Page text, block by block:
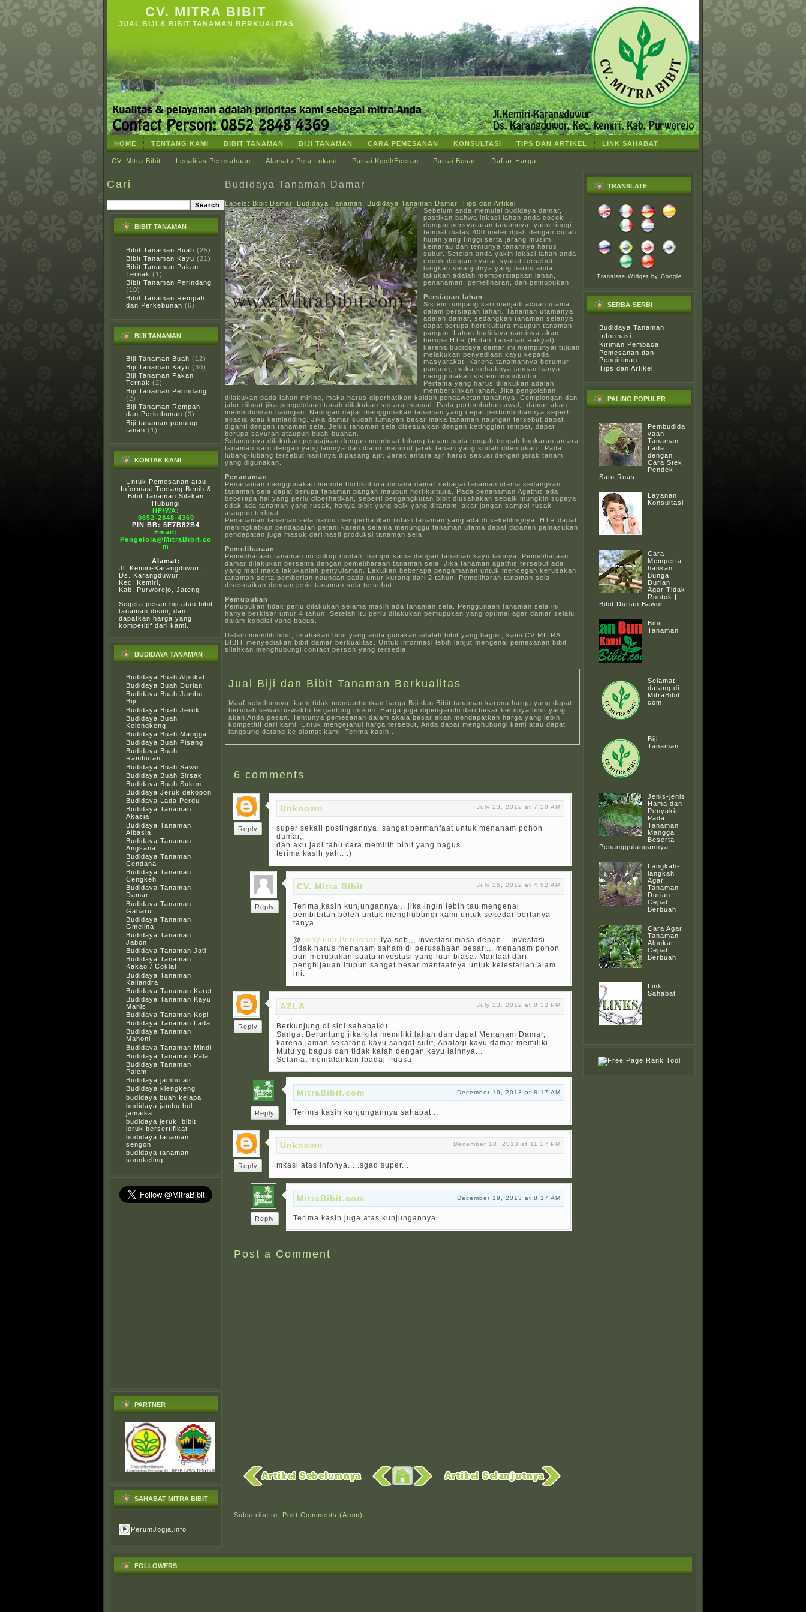
CV. MITRA BIBIT
JUAL BIJI & BIBIT TANAMAN BERKUALITAS
HOME TENTANG KAMI BIBIT TANAMAN BIJI TANAMAN CARA PEMESANAN KONSULTASI TIPS DAN ARTIKEL LINK SAHABAT
CV. Mitra Bibit Legalitas Perusahaan Alamat / Peta Lokasi Partai Kecil/Eceran Partai Besar Daftar Harga
Cari
BIBIT TANAMAN
Bibit Tanaman Buah (25)
Bibit Tanaman Kayu (21)
Bibit Tanaman Pakan
Ternak (1)
Bibit Tanaman Perindang
(10)
Bibit Tanaman Rempah
dan Perkebunan (6)
BIJI TANAMAN
Biji Tanaman Buah (12)
Biji Tanaman Kayu (30)
Biji Tanaman Pakan
Ternak (2)
Biji Tanaman Perindang
(2)
Biji Tanaman Rempah
dan Perkebunan (3)
Biji tanaman penutup
tanah (1)
KONTAK KAMI
Untuk Pemesanan atau
Informasi Tentang Benih &
Bibit Tanaman Silakan
Hubungi
HP/WA:
0852-2848-4369
PIN BB: 5E7B82B4
Email:
Pengelola@MitraBibit.co
m
Alamat:
Jl. Kemiri-Karangduwur,
Ds. Karangduwur,
Kec. Kemiri,
Kab. Purworejo, Jateng
Segera pesan biji atau bibit
tanaman disini, dan
dapatkan harga yang
kompetitif dari kami.
BUDIDAYA TANAMAN
Budidaya Buah Alpukat
Budidaya Buah Durian
Budidaya Buah Jambu
Biji
Budidaya Buah Jeruk
Budidaya Buah
Kelengkeng
Budidaya Buah Mangga
Budidaya Buah Pisang
Budidaya Buah
Rambutan
Budidaya Buah Sawo
Budidaya Buah Sirsak
Budidaya Buah Sukun
Budidaya Jeruk dekopon
Budidaya Lada Perdu
Budidaya Tanaman
Akasia
Budidaya Tanaman
Albasia
Budidaya Tanaman
Angsana
Budidaya Tanaman
Cendana
Budidaya Tanaman
Cengkeh
Budidaya Tanaman
Damar
Budidaya Tanaman
Gaharu
Budidaya Tanaman
Gmelina
Budidaya Tanaman
Jabon
Budidaya Tanaman Jati
Budidaya Tanaman
Kakao / Coklat
Budidaya Tanaman
Kaliandra
Budidaya Tanaman Karet
Budidaya Tanaman Kayu
Manis
Budidaya Tanaman Kopi
Budidaya Tanaman Lada
Budidaya Tanaman
Mahoni
Budidaya Tanaman Mindi
Budidaya Tanaman Pala
Budidaya Tanaman
Palem
Budidaya jambu air
Budidaya klengkeng
budidaya buah kelapa
budidaya jambu bol
jamaika
budidaya jeruk. bibit
jeruk bersertifikat
budidaya tanaman
sengon
budidaya tanaman
sonokeling
PARTNER
SAHABAT MITRA BIBIT
PerumJogja.info
Budidaya Tanaman Damar
Labels: Bibit Damar Budidaya Tanaman Budidaya Tanaman Damar
Tips dan Artikel
Sebelum anda memulai budidaya damar,
pastikan bahwa lokasi lahan anda cocok
dengan persyaratan tanamnya, yaitu tinggi
tempat diatas 400 meter dpal, dengan curah
hujan yang tinggi serta jarang musim
kemarau dan tentunya tanahnya harus
subur. Setelah anda yakin lokasi lahan anda
cocok dengan syarat-syarat tersebut,
langkah selanjutnya yang harus anda
lakukan adalah mempersiapkan lahan,
penanaman, pemeliharan, dan pemupukan.
Persiapan lahan
Sistem tumpang sari menjadi acuan utama
dalam persiapan lahan. Tanaman utamanya
adalah damar, sedangkan tanaman selanya
dapat berupa hortikultura maupun tanaman
pangan. Lahan budidaya nantinya akan
berupa HTR (Hutan Tanaman Rakyat)
karena budidaya damar ini mempunyai tujuan
melakukan penyediaan kayu kepada
masyarakat. Karena tanamannya berumur
panjang, maka sebaiknya jangan hanya
menggunakan sistem monokultur.
Pertama yang harus dilakukan adalah
membersihkan lahan. Jika pengolahan
dilakukan pada lahan miring, maka harus diperhatikan kaidah pengawetan tanahnya. Cemplongan dan
jalur dibuat jika pengelolaan tanah dilakukan secara manual. Pada pertumbuhan awal, damar akan
membutuhkan naungan. Naungan dapat menggunakan tanaman yang cepat pertumbuhannya seperti
akasia atau kemlanding. Jika damar sudah lumayan besar maka tanaman naungan tersebut dapat
diganti dengan tanaman sela. Jenis tanaman sela disesuaikan dengan ketinggian tempat, dapat
berupa sayuran ataupun buah-buahan.
Selanjutnya dilakukan pengajiran dengan membuat lubang tanam pada tengah-tengah lingkaran antara
tanaman satu dengan yang lainnya dan diatur menurut jarak tanam yang sudah ditentukan. Pada
lubang-lubang tersebut nantinya dipasang ajir. Jarak antara ajir harus sesuai dengan jarak tanam
yang digunakan.
Penanaman
Penanaman menggunakan metode hortikultura dimana damar sebagai tanaman utama sedangkan
tanaman sela dapat berupa tanaman pangan maupun hortikultiura. Pada penanaman Agathis ada
beberapa hal yang perlu diperhatikan, seperti pengangkutan bibit diusahakan sebaik mungkin supaya
tidak ada tanaman yang rusak, hanya bibit yang baik yang ditanam, akar jangan sampai rusak
ataupun terlipat.
Penanaman tanaman sela harus memperhatikan rotasi tanaman yang ada di sekelilingnya. HTR dapat
meningkatkan pendapatan petani karena selama menunggu tanaman utama dapat dipanen pemasukan
pendapatan juga masuk dari hasil produksi tanaman sela.
Pemeliharaan
Pemeliharaan tanaman ini cukup mudah, hampir sama dengan tanaman kayu lainnya. Pemeliharaan
damar dilakukan bersama dengan pemeliharaan tanaman sela. Jika tanaman agathis tersebut ada
yang mati maka lakukanlah penyulaman. Lakukan beberapa pengamanan untuk mencegah kerusakan
tanaman serta pemberian naungan pada umur kurang dari 2 tahun. Pemeliharan tanaman sela
disesuaikan dengan jenis tanaman sela tersebut.
Pemupukan
Pemupukan tidak perlu dilakukan selama masih ada tanaman sela. Penggunaan tanaman sela ini
hanya berkisar umur 4 tahun. Setelah itu perlu dilakukan pemupukan yang optimal agar damar selalu
dalam kondisi yang bagus.
Dalam memilih bibit, usahakan bibit yang anda gunakan adalah bibit yang bagus, kami CV MITRA
BIBIT menyediakan bibit damar berkualitas. Untuk informasi lebih lanjut mengenai pemesanan bibit
silahkan menghubungi contact person yang tersedia.
Jual Biji dan Bibit Tanaman Berkualitas
Maaf sebelumnya, kami tidak mencantumkan harga Biji dan Bibit tanaman karena harga yang dapat
berubah sewaktu-waktu tergantung musim. Harga juga dipengaruhi dari besar kecilnya bibit yang
akan Anda pesan. Tentunya pemesanan dalam skala besar akan mendapatkan harga yang lebih
kompetitif dari kami. Untuk mengetahui harga tersebut, Anda dapat menghubungi kami atau dapat
langsung datang ke alamat kami. Terima kasih...
6 comments
Reply
Unknown July 23, 2012 at 7:20 AM
super sekali postingannya, sangat bermanfaat untuk menanam pohon
damar,.
dan aku jadi tahu cara memilih bibit yang bagus..
terima kasih yah.. :)
Reply
CV. Mitra Bibit July 25, 2012 at 4:52 AM
Terima kasih kunjungannya... jika ingin lebih tau mengenai
pembibitan boleh untuk menghubungi kami untuk sekedar bertanya-
tanya...
@ Penyuluh Perikanan
Iya sob,,, Investasi masa depan... Investasi
tidak harus menanam saham di perusahaan besar..., menanam pohon
pun merupakan suatu investasi yang luar biasa. Manfaat dari
penghijauan itupun sangat besar manfaatnya untuk kelestarian alam
ini.
Reply
AZLA July 23, 2012 at 8:32 PM
Berkunjung di sini sahabatku.....
Sangat Beruntung jika kita memiliki lahan dan dapat Menanam Damar,
karena jaman sekarang kayu sangat sulit, Apalagi kayu damar memiliki
Mutu yg bagus dan tidak kalah dengan kayu lainnya...
Selamat menjalankan Ibadaj Puasa
Reply
MitraBibit.com December 19, 2013 at 8:17 AM
Terima kasih kunjungannya sahabat...
Reply
Unknown December 18, 2013 at 11:27 PM
mkasi atas infonya.....sgad super...
Reply
MitraBibit.com December 19, 2013 at 8:17 AM
Terima kasih juga atas kunjungannya..
Post a Comment
Subscribe to: Post Comments (Atom)
TRANSLATE
Translate Widget by Google
SERBA-SERBI
Budidaya Tanaman
Informasi
Kiriman Pembaca
Pemesanan dan
Pengiriman
Tips dan Artikel
PALING POPULER
Pembudida
yaan
Tanaman
Lada
dengan
Cara Stek
Pendek
Satu Ruas
Layanan
Konsultasi
Cara
Memperta
hankan
Bunga
Durian
Agar Tidak
Rontok |
Bibit Durian Bawor
Bibit
Tanaman
Selamat
datang di
MitraBibit.
com
Biji
Tanaman
Jenis-jenis
Hama dan
Penyakit
Pada
Tanaman
Mangga
Beserta
Penanggulangannya
Langkah-
langkah
Agar
Tanaman
Durian
Cepat
Berbuah
Cara Agar
Tanaman
Alpukat
Cepat
Berbuah
Link
Sahabat
FOLLOWERS